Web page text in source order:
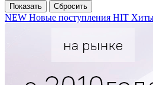
NEW Новые поступления HIT